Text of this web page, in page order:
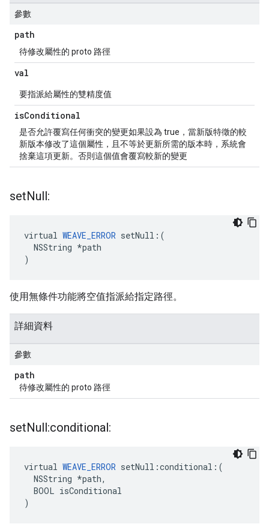
參數
path
待修改屬性的 proto 路徑
val
要指派給屬性的雙精度值
isConditional
是否允許覆寫任何衝突的變更如果設為 true，當新版特徵的較
新版本修改了這個屬性，且不等於更新所需的版本時，系統會
捨棄這項更新。否則這個值會覆寫較新的變更
setNull:
virtual WEAVE_ERROR setNull:(
  NSString *path
)
使用無條件功能將空值指派給指定路徑。
詳細資料
參數
path
待修改屬性的 proto 路徑
setNull:conditional:
virtual WEAVE_ERROR setNull:conditional:(
  NSString *path,
  BOOL isConditional
)